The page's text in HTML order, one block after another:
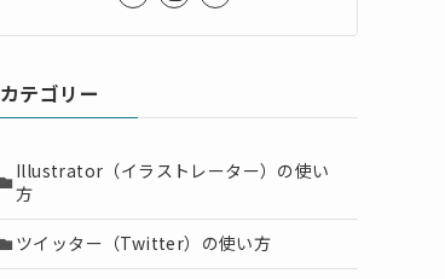
カテゴリー
Illustrator（イラストレーター）の使い
方
ツイッター（Twitter）の使い方